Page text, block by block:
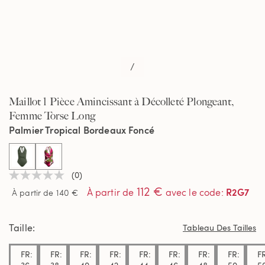
/
Maillot 1 Pièce Amincissant à Décolleté Plongeant,
Femme Torse Long
Aucune
valeur
de
sur
même
page.
(0)
À partir de 140 €
À partir de 112 € avec le code: R2G7
Palmier Tropical Bordeaux Foncé
selected
Taille Tableau Des Tailles
FR:
FR:
FR:
FR:
FR:
FR:
FR:
FR: